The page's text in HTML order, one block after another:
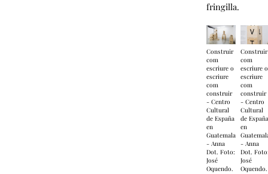
fringilla.
Construir
com
escriure o
escriure
com
construir
- Centro
Cultural
de España
en
Guatemala
- Anna
Dot. Foto:
José
Oquendo.
Construir
com
escriure o
escriure
com
construir
- Centro
Cultural
de
en
- Anna
Dot.
José
Oquendo.